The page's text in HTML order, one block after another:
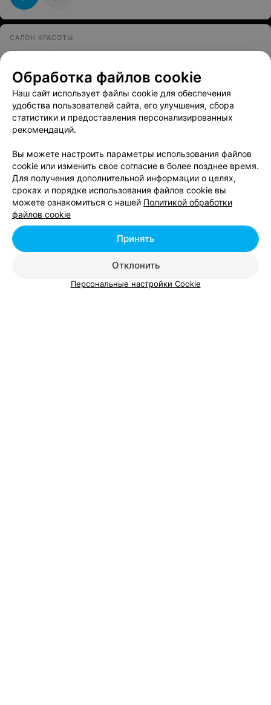
САЛОН КРАСОТЫ
Пассифло
Минск, ул. К. Туровского, 12 до 21:00
Окрашивание бровей
Цена по запросу
Все цены
СТУДИЯ КРАСОТЫ
Ivash Studio
Минск, ул. Кирилла Туровского, 4 до 21:00
Смотрите также
Обработка файлов cookie
Наш сайт использует файлы cookie для обеспечения
удобства пользователей сайта, его улучшения, сбора
статистики и предоставления персонализированных
рекомендаций.
Вы можете настроить параметры использования файлов
cookie или изменить свое согласие в более позднее время.
Для получения дополнительной информации о целях,
сроках и порядке использования файлов cookie вы
можете ознакомиться с нашей Политикой обработки
файлов cookie
Отклонить
Принять
Персональные настройки Cookie